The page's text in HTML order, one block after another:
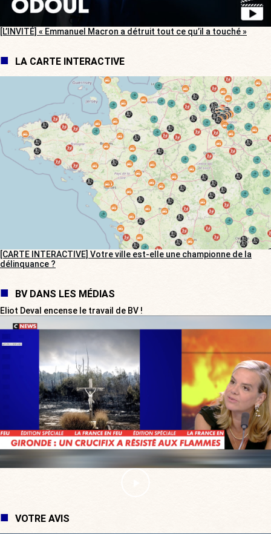
[L’INVITÉ] « Emmanuel Macron a détruit tout ce qu’il a touché »
LA CARTE INTERACTIVE
[CARTE INTERACTIVE] Votre ville est-elle une championne de la
délinquance ?
BV DANS LES MÉDIAS
Eliot Deval encense le travail de BV !
VOTRE AVIS